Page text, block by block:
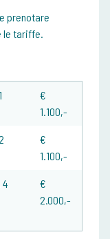
prenotare
tariffe.
€
1.100,-
€
1.100,-
4
€
2.000,-